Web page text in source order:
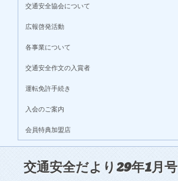
交通安全協会について
広報啓発活動
各事業について
交通安全作文の入賞者
運転免許手続き
入会のご案内
会員特典加盟店
交通安全だより29年1月号